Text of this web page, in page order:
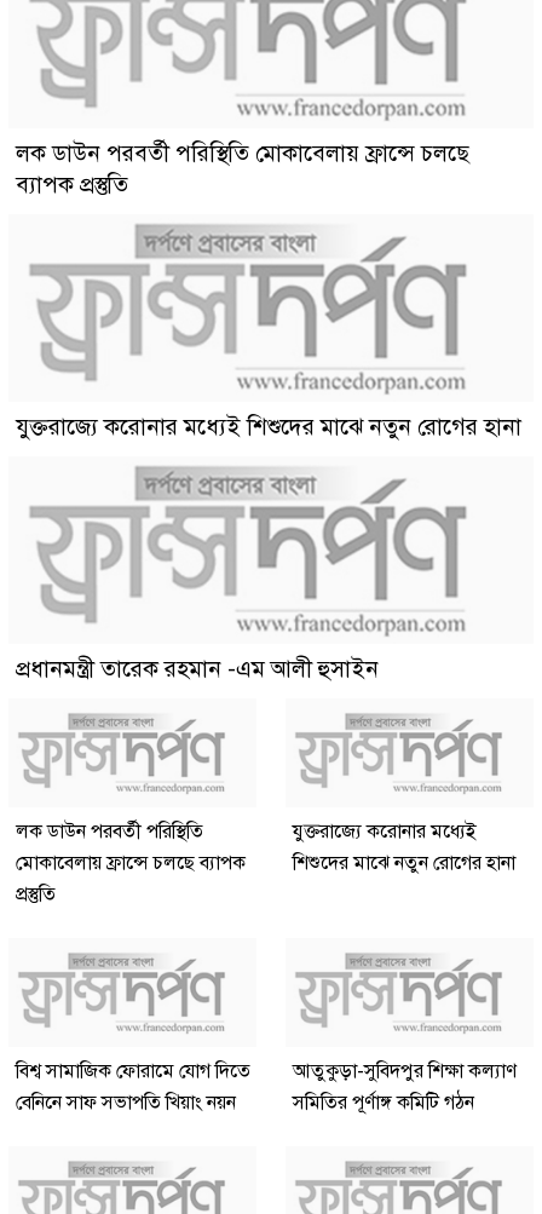
লক ডাউন পরবর্তী পরিস্থিতি মোকাবেলায় ফ্রান্সে চলছে
ব্যাপক প্রস্তুতি
যুক্তরাজ্যে করোনার মধ্যেই শিশুদের মাঝে নতুন রোগের হানা
প্রধানমন্ত্রী তারেক রহমান -এম আলী হুসাইন
লক ডাউন পরবর্তী পরিস্থিতি
মোকাবেলায় ফ্রান্সে চলছে ব্যাপক
প্রস্তুতি
যুক্তরাজ্যে করোনার মধ্যেই
শিশুদের মাঝে নতুন রোগের হানা
বিশ্ব সামাজিক ফোরামে যোগ দিতে
বেনিনে সাফ সভাপতি খিয়াং নয়ন
আতুকুড়া-সুবিদপুর শিক্ষা কল্যাণ
সমিতির পূর্ণাঙ্গ কমিটি গঠন